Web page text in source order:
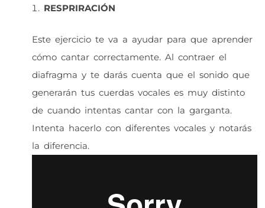
RESPRIRACIÓN
Este ejercicio te va a ayudar para que aprender
cómo cantar correctamente. Al contraer el
diafragma y te darás cuenta que el sonido que
generarán tus cuerdas vocales es muy distinto
de cuando intentas cantar con la garganta.
Intenta hacerlo con diferentes vocales y notarás
la diferencia.